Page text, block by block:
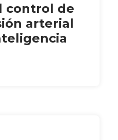
control de
arterial